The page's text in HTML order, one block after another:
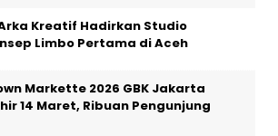
Kreatif Hadirkan Studio
Limbo Pertama di Aceh
Markette 2026 GBK Jakarta
14 Maret, Ribuan Pengunjung